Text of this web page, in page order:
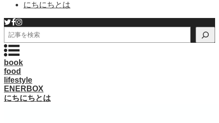
にちにちとは
検
索
book
food
lifestyle
ENERBOX
にちにちとは